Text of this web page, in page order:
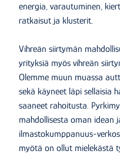
energia, varautuminen,
ratkaisut ja klusterit.
Vihreän siirtymän
yrityksiä myös vihreän
Olemme muun muassa
sekä käyneet läpi sellaisia
saaneet rahoitusta.
mahdollisesta oman idean
ilmastokumppanuus-
myötä on ollut mielekästä